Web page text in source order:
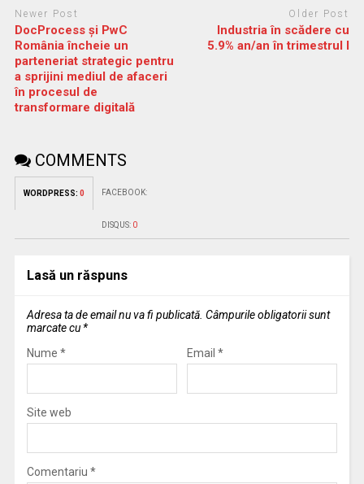
Newer Post
DocProcess și PwC
România încheie un
parteneriat strategic pentru
a sprijini mediul de afaceri
în procesul de
transformare digitală
Older Post
Industria în scădere cu
5.9% an/an în trimestrul I
COMMENTS
WORDPRESS: 0 FACEBOOK:
DISQUS: 0
Lasă un răspuns
Adresa ta de email nu va fi publicată. Câmpurile obligatorii sunt
marcate cu *
Nume * Email *
Site web
Comentariu *